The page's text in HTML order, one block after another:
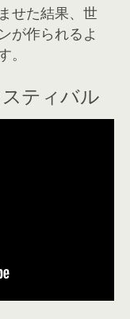
せた結果、世
が作られるよ
ティバル